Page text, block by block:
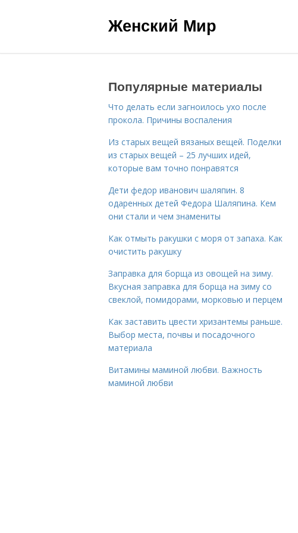
Женский Мир
Популярные материалы
Что делать если загноилось ухо после
прокола. Причины воспаления
Из старых вещей вязаных вещей. Поделки
из старых вещей – 25 лучших идей,
которые вам точно понравятся
Дети федор иванович шаляпин. 8
одаренных детей Федора Шаляпина. Кем
они стали и чем знамениты
Как отмыть ракушки с моря от запаха. Как
очистить ракушку
Заправка для борща из овощей на зиму.
Вкусная заправка для борща на зиму со
свеклой, помидорами, морковью и перцем
Как заставить цвести хризантемы раньше.
Выбор места, почвы и посадочного
материала
Витамины маминой любви. Важность
маминой любви